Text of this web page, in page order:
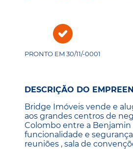
PRONTO EM 30/11/-0001
DESCRIÇÃO DO
Bridge Imóveis vende e
aos grandes centros de
Colombo entre a
funcionalidade e
reuniões , sala de